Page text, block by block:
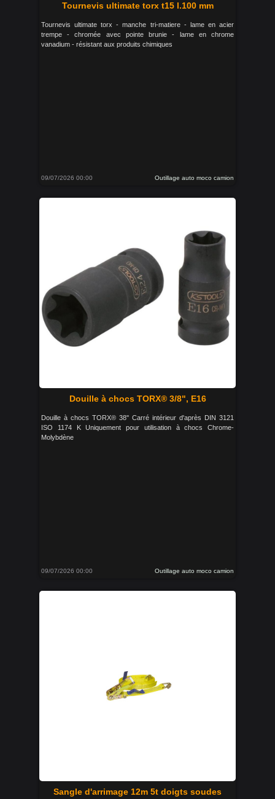
Tournevis ultimate torx t15 l.100 mm
Tournevis ultimate torx - manche tri-matiere - lame en acier
trempe - chromée avec pointe brunie - lame en chrome
vanadium - résistant aux produits chimiques
09/07/2026 00:00 Outillage auto moco camion
Douille à chocs TORX® 3/8", E16
Douille à chocs TORX® 38'' Carré intérieur d'après DIN 3121
ISO 1174 K Uniquement pour utilisation à chocs Chrome-
Molybdène
09/07/2026 00:00 Outillage auto moco camion
Sangle d'arrimage 12m 5t doigts soudes